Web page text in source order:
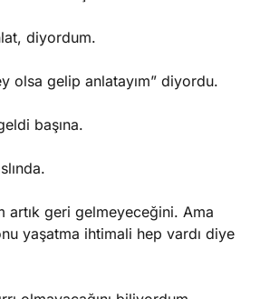
diyordum.
olsa gelip anlatayım” diyordu.
başına.
artık geri gelmeyeceğini. Ama
yaşatma ihtimali hep vardı diye